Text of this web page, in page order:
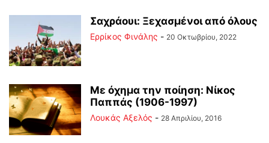
Σαχράουι: Ξεχασμένοι από όλους
Ερρίκος Φινάλης - 20 Οκτωβρίου, 2022
Με όχημα την ποίηση: Νίκος
Παππάς (1906-1997)
Λουκάς Αξελός - 28 Απριλίου, 2016